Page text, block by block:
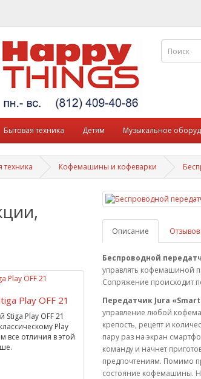
Бытовая техника Детям Музыкальное
техника Кофемашины и кофеварки
Play OFF 21
Play OFF 21
Play
все отличия в этой
Описание Отзывов
Беспроводной
управлять кофемашиной
Сопряжение происходит
Передатчик Jura
управление любой
крепость, рецепт и
пару раз на экран
команду и начнет
предпочтениям. Помимо
состояние кофемашины.